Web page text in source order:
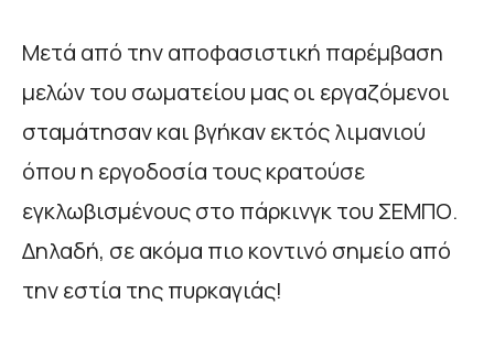
Μετά από την αποφασιστική παρέμβαση
μελών του σωματείου μας οι εργαζόμενοι
σταμάτησαν και βγήκαν εκτός λιμανιού
όπου η εργοδοσία τους κρατούσε
εγκλωβισμένους στο πάρκινγκ του ΣΕΜΠΟ.
Δηλαδή, σε ακόμα πιο κοντινό σημείο από
την εστία της πυρκαγιάς!